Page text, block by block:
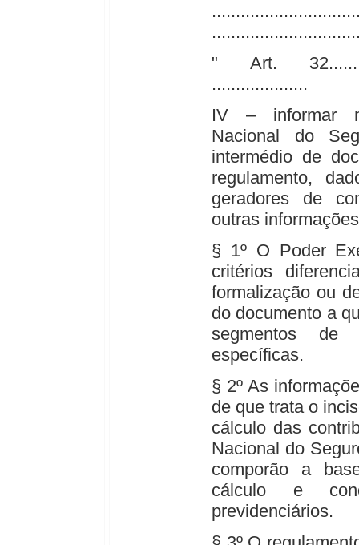
" Art.
....................
IV – informar
Nacional do
intermédio de
regulamento,
geradores de
outras
§ 1º O Poder
critérios
formalização ou
do documento a
segmentos de
específicas.
§ 2º As
de que trata o
cálculo das
Nacional do
comporão a
cálculo e
previdenciários.